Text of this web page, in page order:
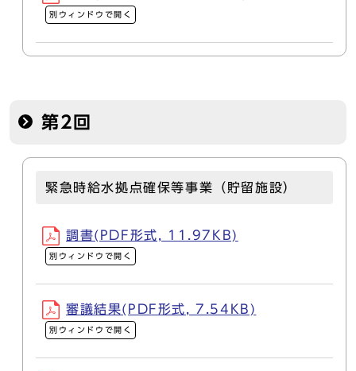
別ウィンドウで開く
第2回
緊急時給水拠点確保等事業（貯留施設）
調書(PDF形式, 11.97KB)
別ウィンドウで開く
審議結果(PDF形式, 7.54KB)
別ウィンドウで開く